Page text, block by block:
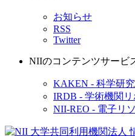
お知らせ
RSS
Twitter
NIIのコンテンツサービ
KAKEN - 科学研
IRDB - 学術機関
NII-REO - 電子リ